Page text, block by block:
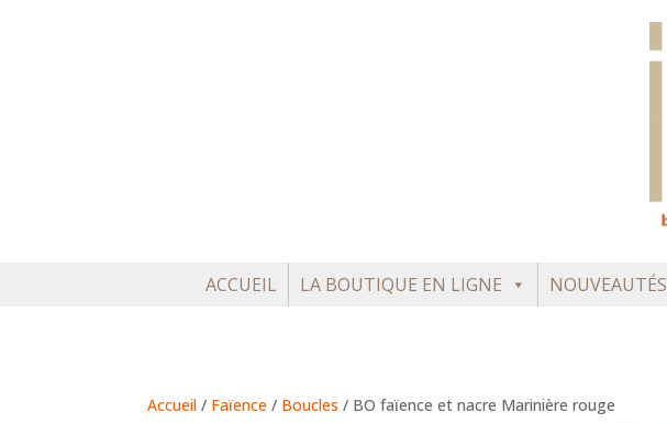
ACCUEIL LA BOUTIQUE EN LIGNE NOUVEAUTÉS
Accueil / Faïence / Boucles / BO faïence et nacre Marinière rouge